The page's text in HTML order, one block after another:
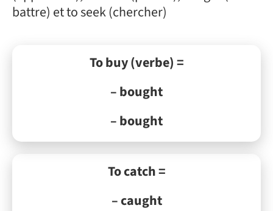
battre) et to seek (chercher)
To buy (verbe) =
– bought
– bought
To catch =
– caught